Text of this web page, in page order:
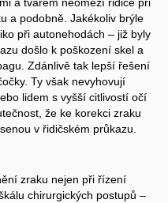
a podobně. Jakékoliv brýle
při autonehodách – již byly
došlo k poškození skel a
Zdánlivě tak lepší řešení
Ty však nevyhovují
lidem s vyšší citlivostí očí
že ke korekci zraku
v řidičském průkazu.
zraku nejen při řízení
chirurgických postupů –